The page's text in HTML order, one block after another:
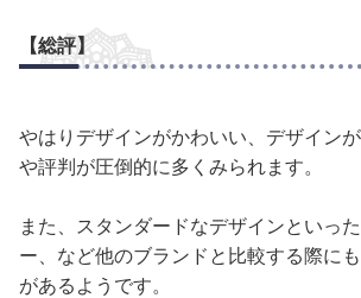
【総評】
やはりデザインがかわいい、デザイン
や評判が圧倒的に多くみられます。
また、スタンダードなデザインといっ
ー、など他のブランドと比較する際に
があるようです。